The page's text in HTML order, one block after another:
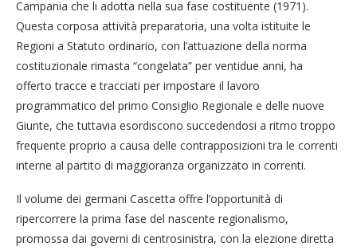
Campania che li adotta nella sua fase costituente (1971).
Questa corposa attività preparatoria, una volta istituite le
Regioni a Statuto ordinario, con l’attuazione della norma
costituzionale rimasta “congelata” per ventidue anni, ha
offerto tracce e tracciati per impostare il lavoro
programmatico del primo Consiglio Regionale e delle nuove
Giunte, che tuttavia esordiscono succedendosi a ritmo troppo
frequente proprio a causa delle contrapposizioni tra le correnti
interne al partito di maggioranza organizzato in correnti.
Il volume dei germani Cascetta offre l’opportunità di
ripercorrere la prima fase del nascente regionalismo,
promossa dai governi di centrosinistra, con la elezione diretta